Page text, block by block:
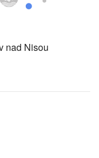
nad Nisou